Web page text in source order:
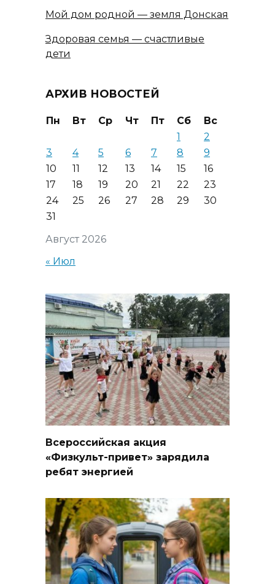
Мой дом родной — земля Донская
Здоровая семья — счастливые
дети
АРХИВ НОВОСТЕЙ
Август 2026
Пн Вт Ср Чт Пт Сб
Вс
1
2
3
4 5 6 7 8
9
10
11 12 13 14 15
16
17
18 19 20 21 22
23
24
25 26 27 28 29
30
31
« Июл
Всероссийская акция
«Физкульт-привет» зарядила
ребят энергией